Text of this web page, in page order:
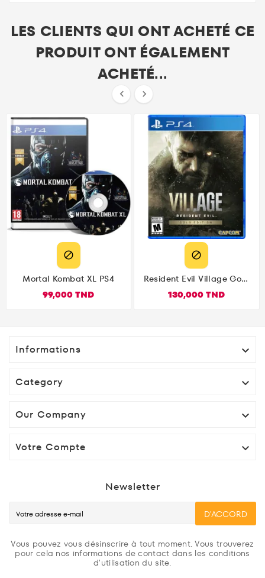
LES CLIENTS QUI ONT ACHETÉ CE
PRODUIT ONT ÉGALEMENT
ACHETÉ...
 

Mortal Kombat XL PS4
99,000 TND

Resident Evil Village Gold
Edition PlayStation 4
130,000 TND
Informations 
Category 
Our Company 
Votre Compte 
Newsletter
D'ACCORD
Vous pouvez vous désinscrire à tout moment. Vous trouverez
pour cela nos informations de contact dans les conditions
d'utilisation du site.